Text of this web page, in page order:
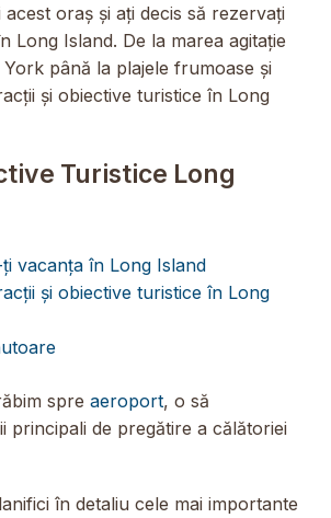
oraș și ați decis să rezervați
Long Island. De la marea agitație
până la plajele frumoase și
și obiective turistice în Long
Turistice Long
vacanța în Long Island
și obiective turistice în Long
spre aeroport, o să
principali de pregătire a călătoriei
în detaliu cele mai importante